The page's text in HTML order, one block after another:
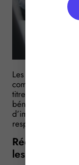
Les particuliers
communs de
titres de jeunes
bénéficier, toutes
d’impôt. Dans ce
respecter viennent
Réduction
les obligations